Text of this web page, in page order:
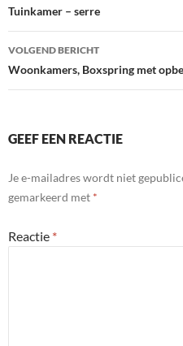
navigatie
Tuinkamer – serre
VOLGEND BERICHT
Woonkamers, Boxspring met
GEEF EEN REACTIE
Je e-mailadres wordt niet
gemarkeerd met *
Reactie *